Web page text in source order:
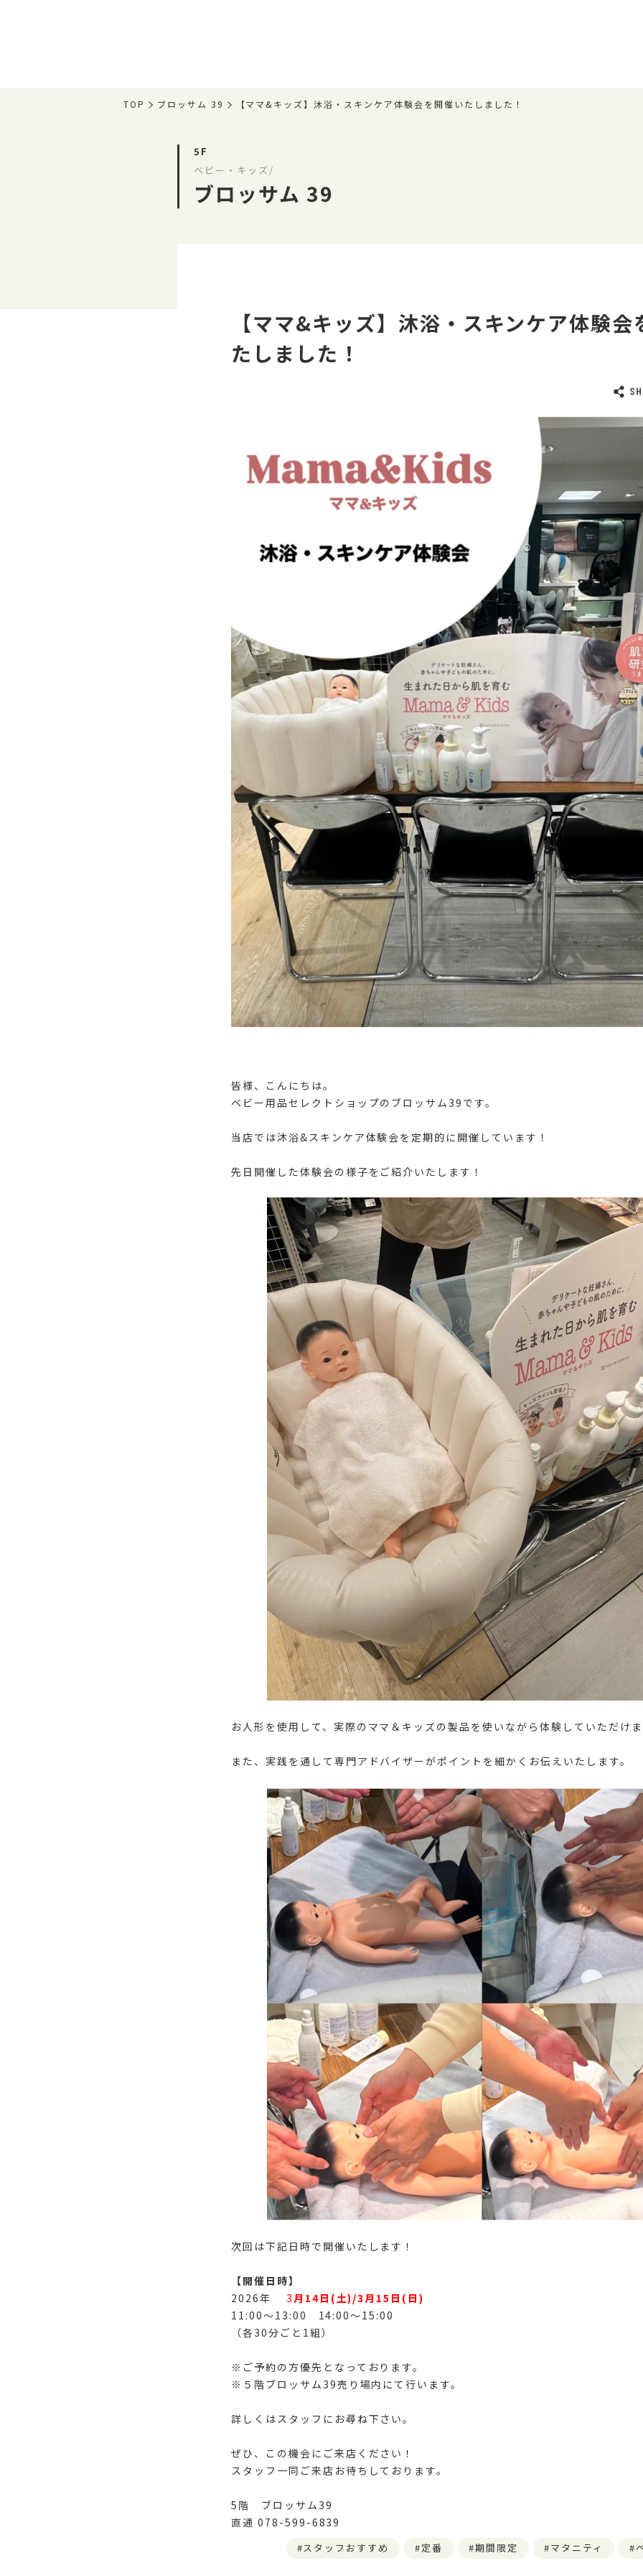
TOP ブロッサム 39 【ママ&キッズ】沐浴・スキンケア体験会を開催いたしました！
5F
ベビー・キッズ/
ブロッサム 39
【ママ&キッズ】沐浴・スキンケア体験
たしました！
皆様、こんにちは。
ベビー用品セレクトショップのブロッサム39です。
当店では沐浴&スキンケア体験会を定期的に開催しています！
先日開催した体験会の様子をご紹介いたします！
お人形を使用して、実際のママ＆キッズの製品を使いながら体験していただけ
また、実践を通して専門アドバイザーがポイントを細かくお伝えいたします。
次回は下記日時で開催いたします！
【開催日時】
2026年 3 月 14日(土)/3月 15日(日)
11:00〜13:00 14:00〜15:00
（各30分ごと1組）
※ご予約の方優先となっております。
※５階ブロッサム39売り場内にて行います。
詳しくはスタッフにお尋ね下さい。
ぜひ、この機会にご来店ください！
スタッフ一同ご来店お待ちしております。
5階 ブロッサム39
直通 078-599-6839
スタッフおすすめ 定番 期間限定 マタニティ